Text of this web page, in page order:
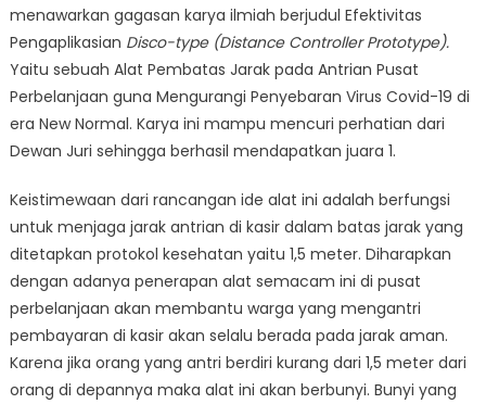
menawarkan gagasan karya ilmiah berjudul Efektivitas
Pengaplikasian Disco-type (Distance Controller Prototype).
Yaitu sebuah Alat Pembatas Jarak pada Antrian Pusat
Perbelanjaan guna Mengurangi Penyebaran Virus Covid-19 di
era New Normal. Karya ini mampu mencuri perhatian dari
Dewan Juri sehingga berhasil mendapatkan juara 1.
Keistimewaan dari rancangan ide alat ini adalah berfungsi
untuk menjaga jarak antrian di kasir dalam batas jarak yang
ditetapkan protokol kesehatan yaitu 1,5 meter. Diharapkan
dengan adanya penerapan alat semacam ini di pusat
perbelanjaan akan membantu warga yang mengantri
pembayaran di kasir akan selalu berada pada jarak aman.
Karena jika orang yang antri berdiri kurang dari 1,5 meter dari
orang di depannya maka alat ini akan berbunyi. Bunyi yang